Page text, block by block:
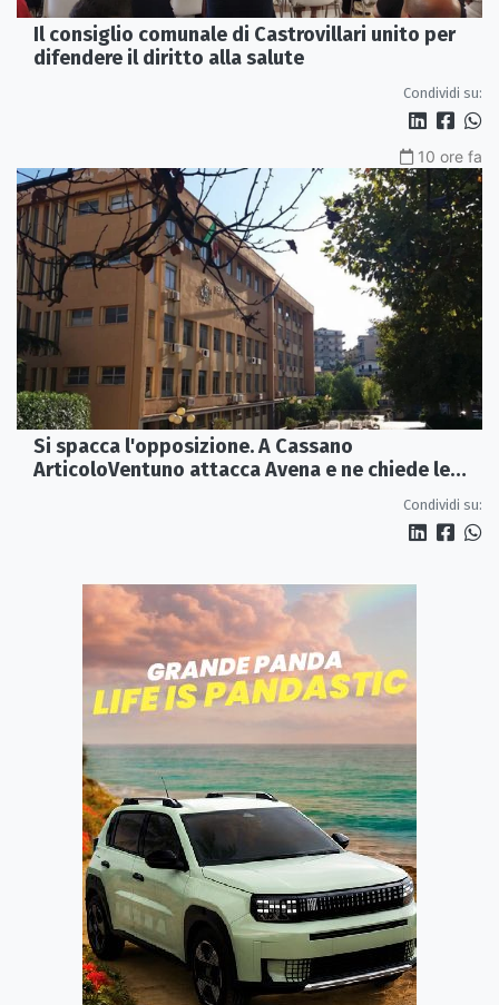
Il consiglio comunale di Castrovillari unito per
difendere il diritto alla salute
Condividi su:
10 ore fa
Si spacca l'opposizione. A Cassano
ArticoloVentuno attacca Avena e ne chiede le
Condividi su: